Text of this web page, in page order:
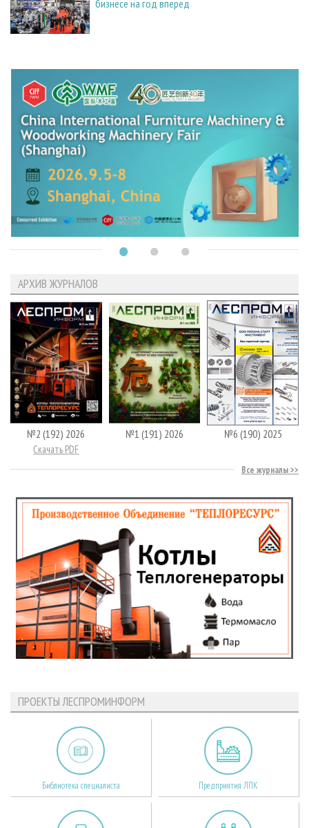
бизнесе на год вперед
АРХИВ ЖУРНАЛОВ
№2 (192) 2026
Скачать PDF
№1 (191) 2026 №6 (190) 2025
Все журналы
ПРОЕКТЫ ЛЕСПРОМИНФОРМ
Библиотека специалиста Предприятия ЛПК